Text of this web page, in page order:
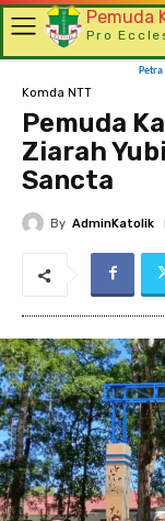
Pemuda
Pro
Petra
Komda NTT
Pemuda
Ziarah
Sancta
By AdminKatolik